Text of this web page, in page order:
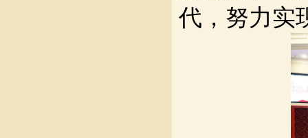
代，努力实